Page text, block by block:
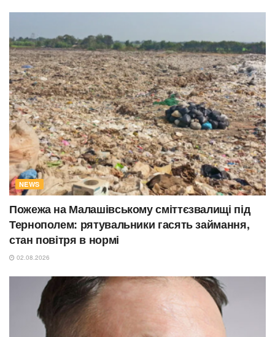
NEWS
Пожежа на Малашівському сміттєзвалищі під
Тернополем: рятувальники гасять займання,
стан повітря в нормі
02.08.2026